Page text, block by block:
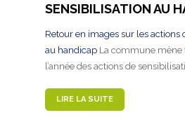
SENSIBILISATION AU
Retour en images sur les actions
au handicap La commune mène
l’année des actions de
LIRE LA SUITE